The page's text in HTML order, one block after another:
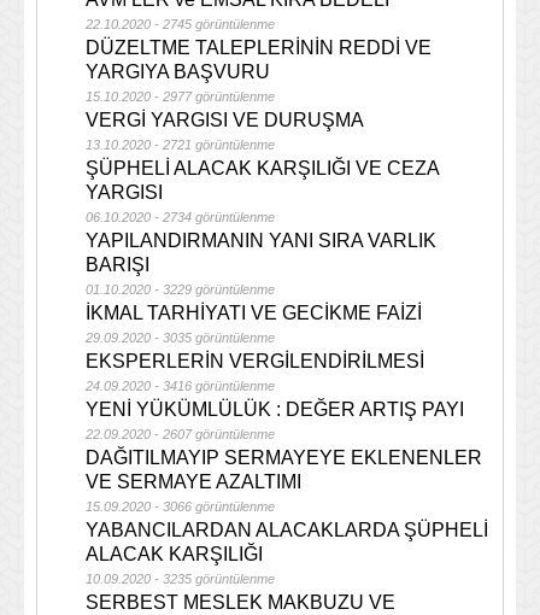
22.10.2020 - 2745 görüntülenme
DÜZELTME TALEPLERİNİN REDDİ VE
YARGIYA BAŞVURU
15.10.2020 - 2977 görüntülenme
VERGİ YARGISI VE DURUŞMA
13.10.2020 - 2721 görüntülenme
ŞÜPHELİ ALACAK KARŞILIĞI VE CEZA
YARGISI
06.10.2020 - 2734 görüntülenme
YAPILANDIRMANIN YANI SIRA VARLIK
BARIŞI
01.10.2020 - 3229 görüntülenme
İKMAL TARHİYATI VE GECİKME FAİZİ
29.09.2020 - 3035 görüntülenme
EKSPERLERİN VERGİLENDİRİLMESİ
24.09.2020 - 3416 görüntülenme
YENİ YÜKÜMLÜLÜK : DEĞER ARTIŞ PAYI
22.09.2020 - 2607 görüntülenme
DAĞITILMAYIP SERMAYEYE EKLENENLER
VE SERMAYE AZALTIMI
15.09.2020 - 3066 görüntülenme
YABANCILARDAN ALACAKLARDA ŞÜPHELİ
ALACAK KARŞILIĞI
10.09.2020 - 3235 görüntülenme
SERBEST MESLEK MAKBUZU VE